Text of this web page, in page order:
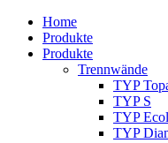
Home
Produkte
Produkte
Trennwände
TYP
TYP S
TYP
TYP